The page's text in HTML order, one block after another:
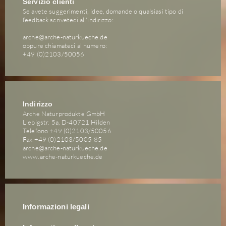
Servizio clienti
Se avete suggerimenti, idee, domande o qualsiasi tipo di
feedback scriveteci all'indirizzo:
arche@arche-naturkueche.de
oppure chiamateci al numero:
+49 (0)2103/50056
Indirizzo
Arche Naturprodukte GmbH
Liebigstr. 5a, D-40721 Hilden
Telefono +49 (0)2103/50056
Fax +49 (0)2103/5005-85
arche@arche-naturkueche.de
www.arche-naturkueche.de
Informazioni legali